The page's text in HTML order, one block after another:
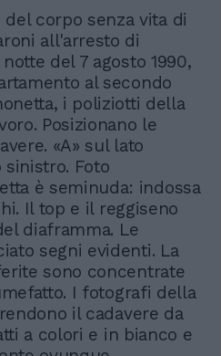
corpo senza vita di
all'arresto di
del 7 agosto 1990,
al secondo
i poliziotti della
Posizionano le
«A» sul lato
sinistro. Foto
è seminuda: indossa
Il top e il reggiseno
diaframma. Le
segni evidenti. La
sono concentrate
I fotografi della
il cadavere da
a colori e in bianco e